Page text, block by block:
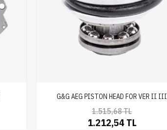
G&G AEG PISTON HEAD FOR VER II III
1.515,68 TL
1.212,54 TL